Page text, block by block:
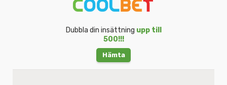
Dubbla din insättning upp till
500!!!
Hämta